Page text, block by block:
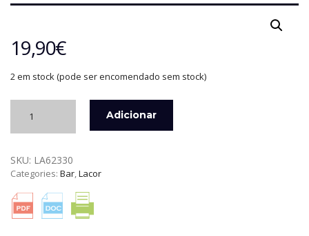
19,90€
2 em stock (pode ser encomendado sem stock)
DOSIFICADOR
LICOR
2
E
4
Adicionar
SKU: LA62330
Categories: Bar,Lacor